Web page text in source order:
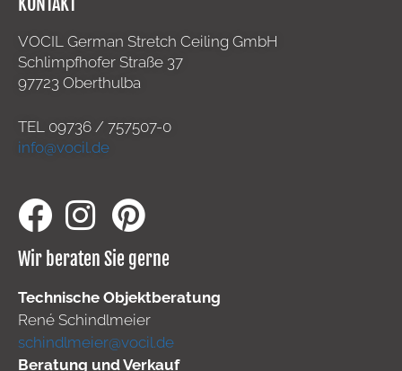
VOCIL German Stretch Ceiling GmbH
Schlimpfhofer Straße 37
97723 Oberthulba
TEL 09736 / 757507-0
info@vocil.de
Wir beraten Sie gerne
Technische Objektberatung
René Schindlmeier
schindlmeier@vocil.de
Beratung und Verkauf